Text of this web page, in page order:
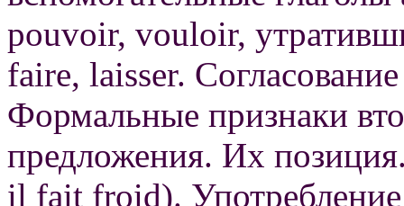
pouvoir, vouloir,
faire, laisser.
Формальные признаки
предложения. Их
il fait froid).